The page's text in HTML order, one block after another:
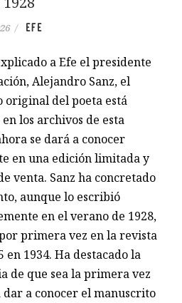
/ EFE
a Efe el presidente
Alejandro Sanz, el
original del poeta está
los archivos de esta
se dará a conocer
en una edición limitada y
venta. Sanz ha concretado
aunque lo escribió
en el verano de 1928,
primera vez en la revista
en 1934. Ha destacado la
de que sea la primera vez
dar a conocer el manuscrito